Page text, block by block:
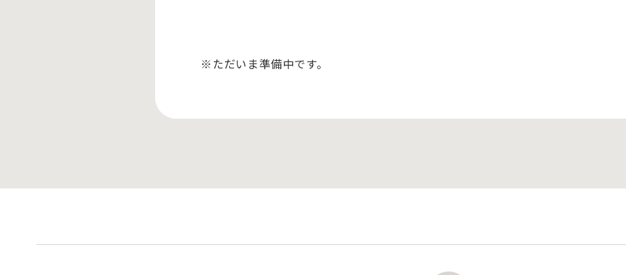
※ただいま準備中です。